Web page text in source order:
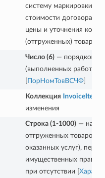
систему маркировки, в
стоимости договора в
цены и уточнения
(отгруженных) товаров
Число (6)— порядковый
(выполненных работ,
ПорНомТовВСЧФ]
Коллекция
изменения
Строка (1-1000)—
отгруженных товаров
оказанных услуг),
имущественных прав [
при отсутствии [